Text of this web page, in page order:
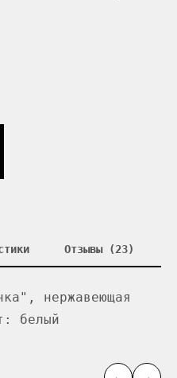
Отзывы (23)
нержавеющая
белый